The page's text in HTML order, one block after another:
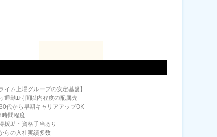
イム上場グループの安定基盤】
通勤1時間以内程度の配属先
代から早期キャリアアップOK
間程度
援助・資格手当あり
らの入社実績多数